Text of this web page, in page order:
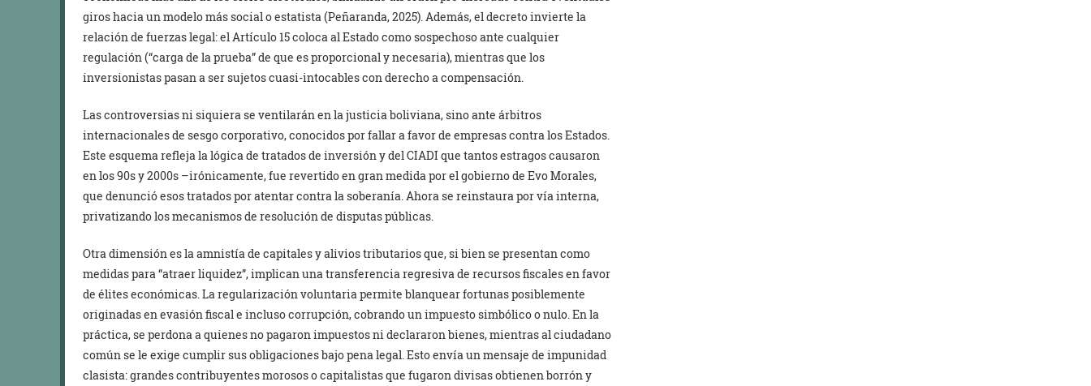
giros hacia un modelo más social o estatista (Peñaranda, 2025). Además, el decreto invierte la
relación de fuerzas legal: el Artículo 15 coloca al Estado como sospechoso ante cualquier
regulación (“carga de la prueba” de que es proporcional y necesaria), mientras que los
inversionistas pasan a ser sujetos cuasi-intocables con derecho a compensación.
Las controversias ni siquiera se ventilarán en la justicia boliviana, sino ante árbitros
internacionales de sesgo corporativo, conocidos por fallar a favor de empresas contra los Estados.
Este esquema refleja la lógica de tratados de inversión y del CIADI que tantos estragos causaron
en los 90s y 2000s –irónicamente, fue revertido en gran medida por el gobierno de Evo Morales,
que denunció esos tratados por atentar contra la soberanía. Ahora se reinstaura por vía interna,
privatizando los mecanismos de resolución de disputas públicas.
Otra dimensión es la amnistía de capitales y alivios tributarios que, si bien se presentan como
medidas para “atraer liquidez”, implican una transferencia regresiva de recursos fiscales en favor
de élites económicas. La regularización voluntaria permite blanquear fortunas posiblemente
originadas en evasión fiscal e incluso corrupción, cobrando un impuesto simbólico o nulo. En la
práctica, se perdona a quienes no pagaron impuestos ni declararon bienes, mientras al ciudadano
común se le exige cumplir sus obligaciones bajo pena legal. Esto envía un mensaje de impunidad
clasista: grandes contribuyentes morosos o capitalistas que fugaron divisas obtienen borrón y